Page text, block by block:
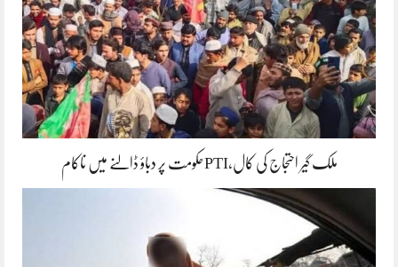
ملک گیر احتجاج کی کال،PTIحکومت پر دباؤ ڈالنے میں ناکام